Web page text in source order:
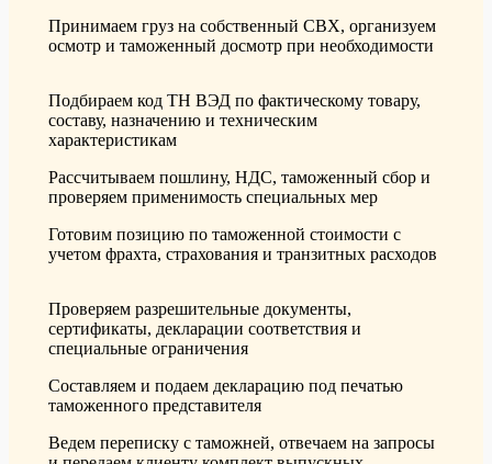
Принимаем груз на собственный СВХ, организуем
осмотр и таможенный досмотр при необходимости
Подбираем код ТН ВЭД по фактическому товару,
составу, назначению и техническим
характеристикам
Рассчитываем пошлину, НДС, таможенный сбор и
проверяем применимость специальных мер
Готовим позицию по таможенной стоимости с
учетом фрахта, страхования и транзитных расходов
Проверяем разрешительные документы,
сертификаты, декларации соответствия и
специальные ограничения
Составляем и подаем декларацию под печатью
таможенного представителя
Ведем переписку с таможней, отвечаем на запросы